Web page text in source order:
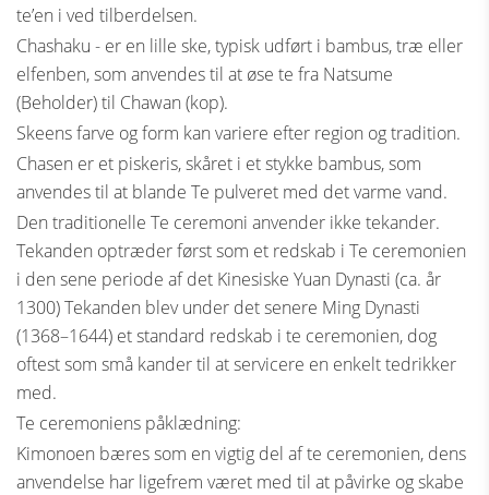
te’en i ved tilberdelsen.
Chashaku - er en lille ske, typisk udført i bambus, træ eller
elfenben, som anvendes til at øse te fra Natsume
(Beholder) til Chawan (kop).
Skeens farve og form kan variere efter region og tradition.
Chasen er et piskeris, skåret i et stykke bambus, som
anvendes til at blande Te pulveret med det varme vand.
Den traditionelle Te ceremoni anvender ikke tekander.
Tekanden optræder først som et redskab i Te ceremonien
i den sene periode af det Kinesiske Yuan Dynasti (ca. år
1300) Tekanden blev under det senere Ming Dynasti
(1368–1644) et standard redskab i te ceremonien, dog
oftest som små kander til at servicere en enkelt tedrikker
med.
Te ceremoniens påklædning:
Kimonoen bæres som en vigtig del af te ceremonien, dens
anvendelse har ligefrem været med til at påvirke og skabe